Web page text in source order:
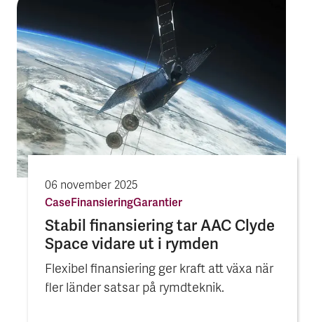
06 november 2025
CaseFinansieringGarantier
Stabil finansiering tar AAC Clyde
Space vidare ut i rymden
Flexibel finansiering ger kraft att växa när
fler länder satsar på rymdteknik.